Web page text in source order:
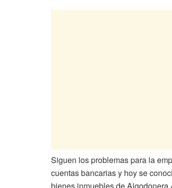
Siguen los problemas para la
cuentas bancarias y hoy se